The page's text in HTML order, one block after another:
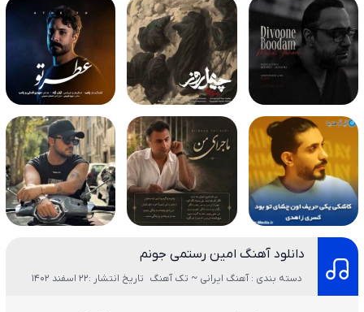
دانلود آهنگ امین رستمی جونم
دسته بندی : آهنگ ایرانی ~ تک آهنگ تاریخ انتشار :22 اسفند 1402